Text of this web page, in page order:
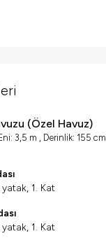
(Özel Havuz)
3,5 m , Derinlik: 155 cm
1. Kat
1. Kat